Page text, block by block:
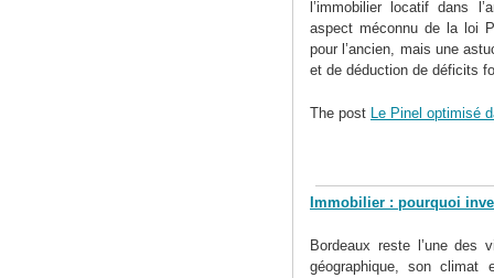
l’immobilier locatif dans
aspect méconnu de la loi
pour l’ancien, mais une
et de déduction de déficits
The post Le Pinel optimisé
Immobilier : pourquoi
Bordeaux reste l’une des
géographique, son